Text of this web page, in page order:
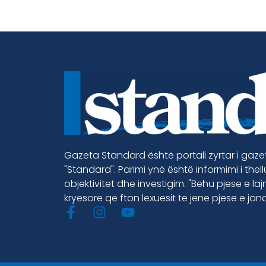
Gazeta Standard është portali zyrtar i
"Standard". Parimi ynë është informimi i
objektivitet dhe investigim. "Behu pjese e
kryesore qe fton lexuesit te jene pjese e